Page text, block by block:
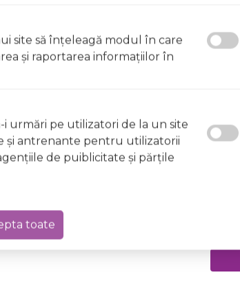
nu se lăsa la îndemâna copiilor În
fragile Evitați inhalarea vapourilor
Evitați expunerea la surse de
pot fi diferite față de cele ale produsului comandat pot
prevalează informația de pe etichetele produsului
la data de 08.08.2026
site să înţeleagă modul în care
şi raportarea informaţiilor în
urmări pe utilizatori de la un site
şi antrenante pentru utilizatorii
de puiblicitate şi părţile
toate